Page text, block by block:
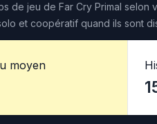
de jeu de Far Cry Primal selon
et coopératif quand ils sont
moyen